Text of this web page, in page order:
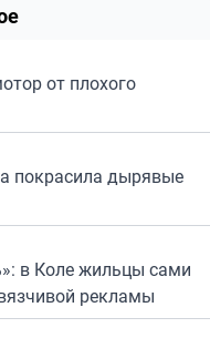
от плохого
покрасила дырявые
в Коле жильцы сами
рекламы